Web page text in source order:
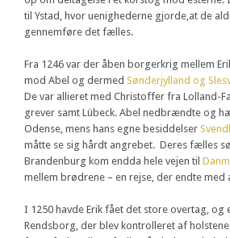
til Ystad, hvor uenighederne gjorde,at de
gennemføre det fælles.
Fra 1246 var der åben borgerkrig mellem
mod Abel og dermed Sønderjylland og
De var allieret med Christoffer fra Lolland-
grever samt Lübeck. Abel nedbrændte og
Odense, mens hans egne besiddelser
måtte se sig hårdt angrebet. Deres fælles
Brandenburg kom endda hele vejen til
mellem brødrene – en rejse, der endte med
I 1250 havde Erik fået det store overtag, og
Rendsborg, der blev kontrolleret af